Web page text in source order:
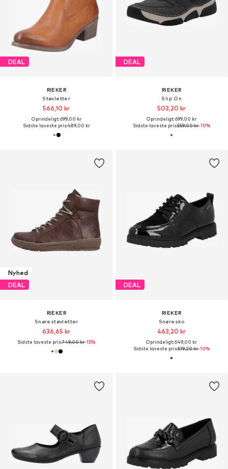
DEAL
RIEKER
Støvletter
566,10 kr
Oprindeligt: 699,00 kr
Sidste laveste pris:489,00 kr
DEAL
RIEKER
Slip On
503,20 kr
Oprindeligt: 699,00 kr
Sidste laveste pris:559,00 kr-10%
Nyhed
DEAL
RIEKER
Snørestøvletter
636,65 kr
Sidste laveste pris:749,00 kr-15%
DEAL
RIEKER
Snøresko
463,20 kr
Oprindeligt: 649,00 kr
Sidste laveste pris:519,20 kr-10%